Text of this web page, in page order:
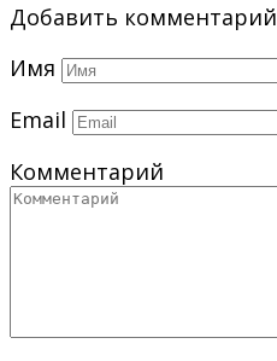
Добавить комментарий
Имя
Email
Комментарий